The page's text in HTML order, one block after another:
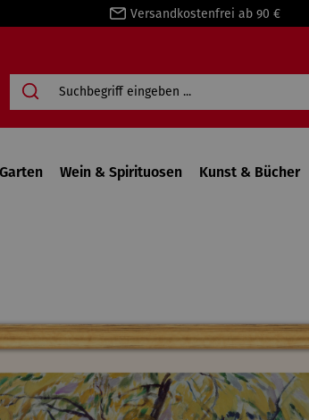
Versandkostenfrei ab 90 €
Wein & Spirituosen Kunst & Bücher